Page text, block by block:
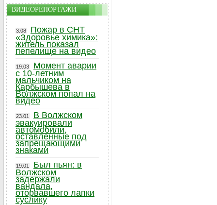
ВИДЕОРЕПОРТАЖИ
3.08
Пожар в СНТ
«Здоровье химика»:
житель показал
пепелище на видео
19.03
Момент аварии
с 10-летним
мальчиком на
Карбышева в
Волжском попал на
видео
23.01
В Волжском
эвакуировали
автомобили,
оставленные под
запрещающими
знаками
19.01
Был пьян: в
Волжском
задержали
вандала,
оторвавшего лапки
суслику